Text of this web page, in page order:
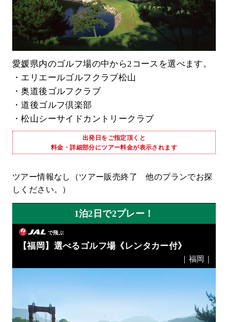
愛媛県内のゴルフ場の中から2コースを選べます。
・エリエールゴルフクラブ松山
・奥道後ゴルフクラブ
・道後ゴルフ倶楽部
・松山シーサイドカントリークラブ
出発日をご指定頂くと
料金・詳細部分にツアー料金が表示されます
ツアー情報なし（ツアー販売終了 他のプランでお探
しください。）
1泊2日で2プレー！
で飛ぶ
【福岡】選べるゴルフ場《レンタカー付》
｜福岡｜